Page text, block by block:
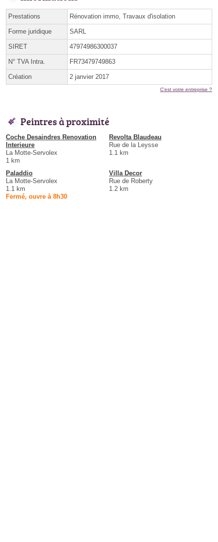
Prestations Rénovation immo, Travaux d'isolation
Forme juridique SARL
SIRET 47974986300037
N° TVA Intra. FR73479749863
Création 2 janvier 2017
C'est votre entreprise ?
Peintres à proximité
Coche Desaindres Renovation
Interieure
La Motte-Servolex
1 km
Revolta Blaudeau
Rue de la Leysse
1.1 km
Paladdio
La Motte-Servolex
1.1 km
Fermé, ouvre à 8h30
Villa Decor
Rue de Roberty
1.2 km